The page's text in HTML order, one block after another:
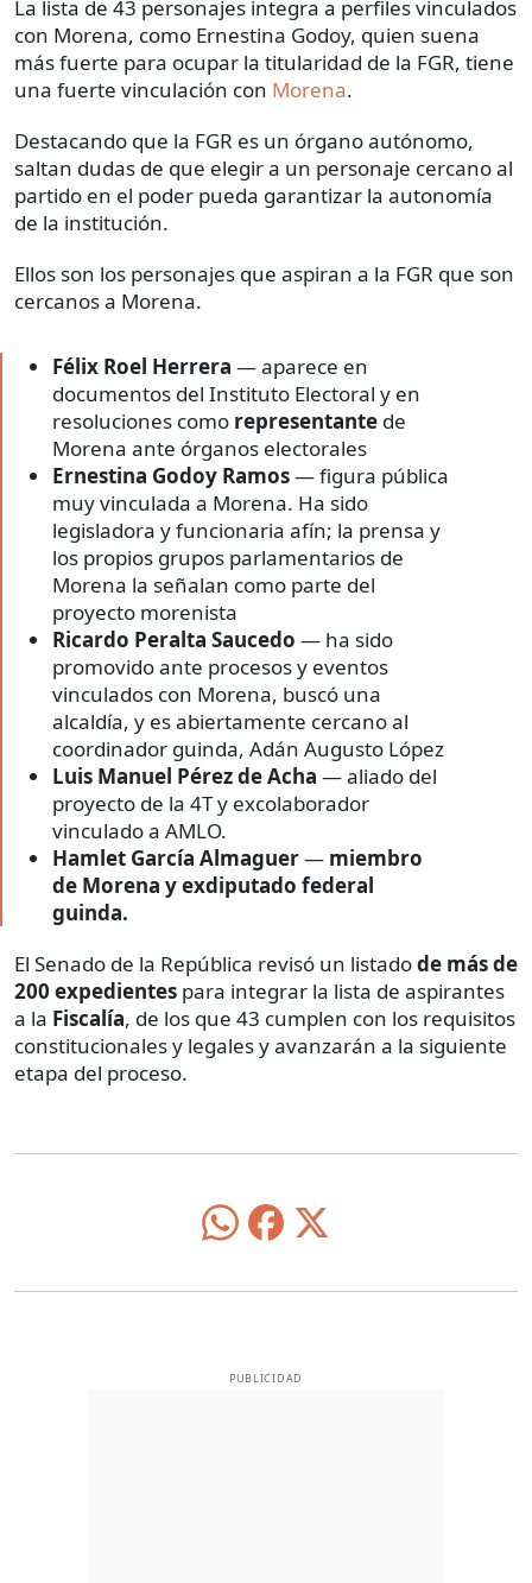
La lista de 43 personajes integra a perfiles vinculados
con Morena, como Ernestina Godoy, quien suena
más fuerte para ocupar la titularidad de la FGR, tiene
una fuerte vinculación con Morena.
Destacando que la FGR es un órgano autónomo,
saltan dudas de que elegir a un personaje cercano al
partido en el poder pueda garantizar la autonomía
de la institución.
Ellos son los personajes que aspiran a la FGR que son
cercanos a Morena.
Félix Roel Herrera — aparece en
documentos del Instituto Electoral y en
resoluciones como representante de
Morena ante órganos electorales
Ernestina Godoy Ramos— figura pública
muy vinculada a Morena. Ha sido
legisladora y funcionaria afín; la prensa y
los propios grupos parlamentarios de
Morena la señalan como parte del
proyecto morenista
Ricardo Peralta Saucedo — ha sido
promovido ante procesos y eventos
vinculados con Morena, buscó una
alcaldía, y es abiertamente cercano al
coordinador guinda, Adán Augusto López
Luis Manuel Pérez de Acha — aliado del
proyecto de la 4T y excolaborador
vinculado a AMLO.
Hamlet García Almaguer— miembro
de Morena y exdiputado federal
guinda.
El Senado de la República revisó un listadode más de
200 expedientes para integrar la lista de aspirantes
a la Fiscalía, de los que 43 cumplen con los requisitos
constitucionales y legales y avanzarán a la siguiente
etapa del proceso.
PUBLICIDAD